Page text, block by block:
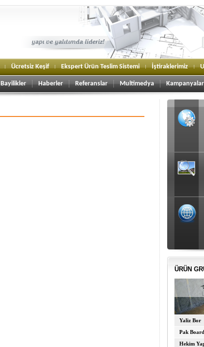
Ücretsiz Keşif Ekspert Ürün Teslim Sistemi İştiraklerimiz
Bayilikler Haberler Referanslar Multimedya Kampanyalar
ÜRÜN
Yaliz Bor
Pak Board
Hekim